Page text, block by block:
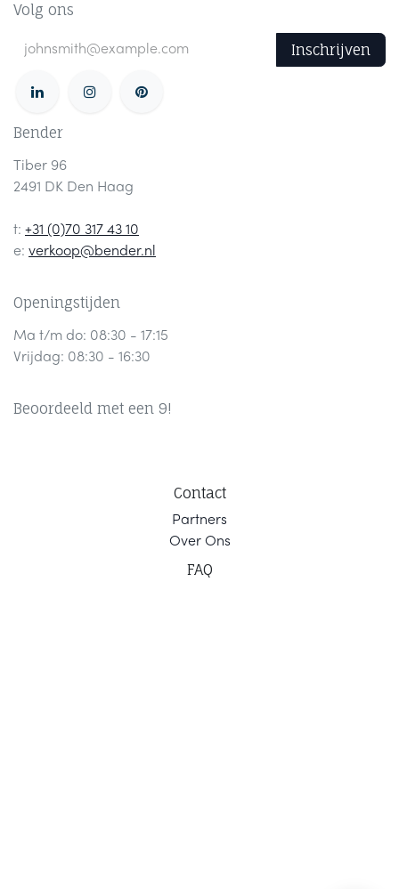
Volg ons
Inschrijven
Bender
Tiber 96
2491 DK Den Haag
t: +31 (0)70 317 43 10
e: verkoop@bender.nl
Openingstijden
Ma t/m do: 08:30 - 17:15
Vrijdag: 08:30 - 16:30
Beoordeeld met een 9!
Contact
Partners
Over Ons
FAQ